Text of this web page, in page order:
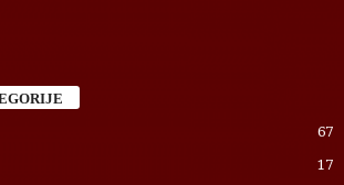
67
17